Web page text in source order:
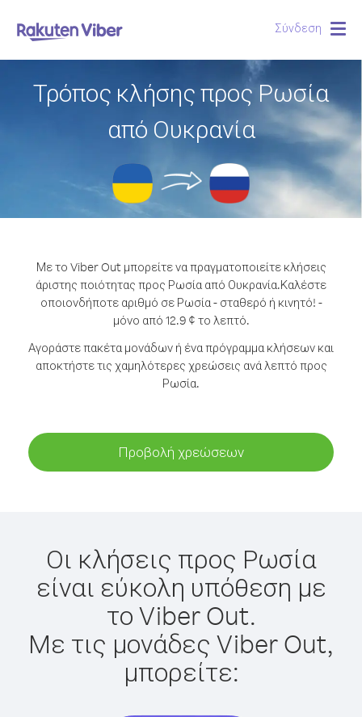
Σύνδεση
Τρόπος κλήσης προς Ρωσία
από Ουκρανία
Με το Viber Out μπορείτε να πραγματοποιείτε κλήσεις
άριστης ποιότητας προς Ρωσία από Ουκρανία.Καλέστε
οποιονδήποτε αριθμό σε Ρωσία - σταθερό ή κινητό! -
μόνο από 12.9 ¢ το λεπτό.
Αγοράστε πακέτα μονάδων ή ένα πρόγραμμα κλήσεων και
αποκτήστε τις χαμηλότερες χρεώσεις ανά λεπτό προς
Ρωσία.
Προβολή χρεώσεων
Οι κλήσεις προς Ρωσία
είναι εύκολη υπόθεση με
το Viber Out.
Με τις μονάδες Viber Out,
μπορείτε: